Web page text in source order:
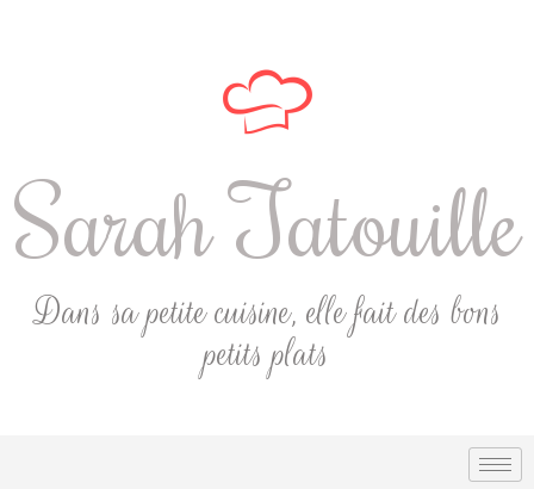
Sarah Tatouille
Dans sa petite cuisine, elle fait des bons
petits plats